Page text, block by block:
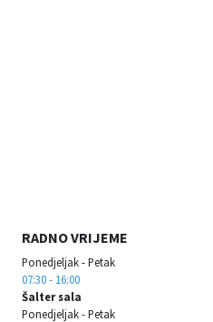
RADNO VRIJEME
Ponedjeljak - Petak
07:30 - 16:00
Šalter sala
Ponedjeljak - Petak